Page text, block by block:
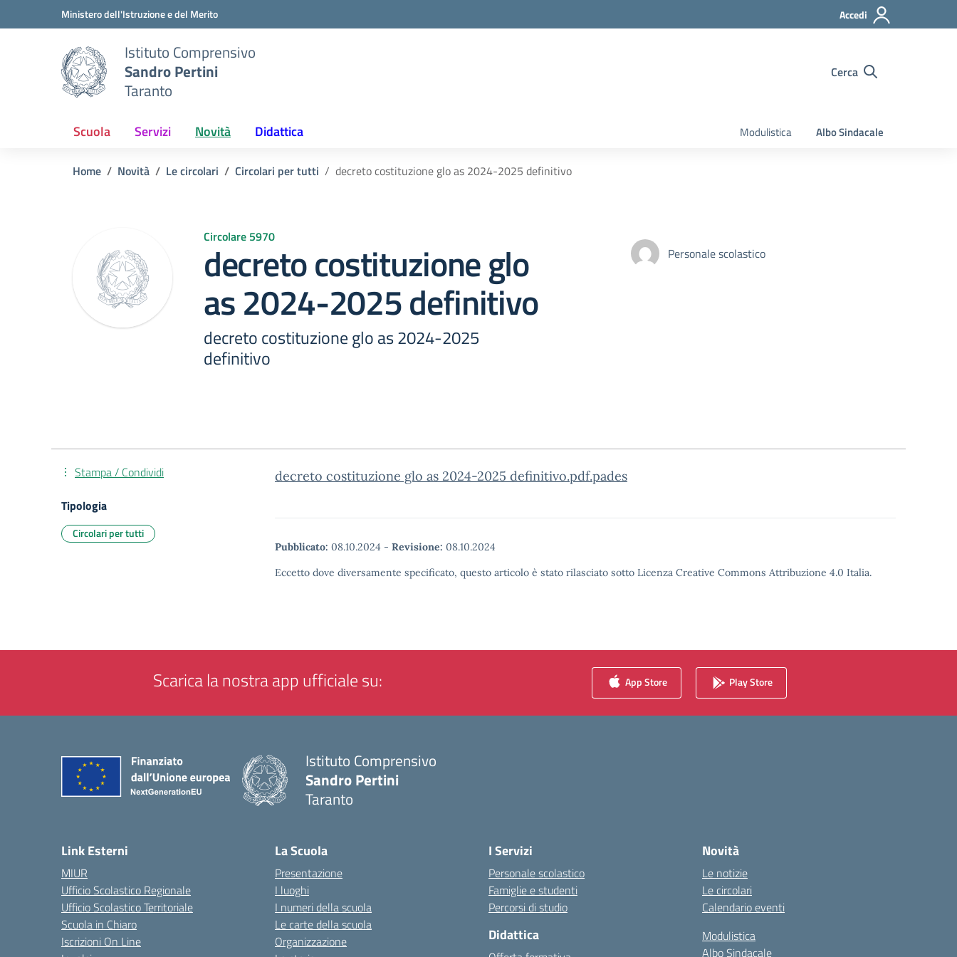
Vai ai contenuti
Vai al menu di navigazioneMinistero dell'Istruzione e del Merito Accedi
Istituto Comprensivo
Sandro Pertini
Taranto
Cerca
Scuola Servizi Novità Didattica Modulistica Albo Sindacale
Home Novità Le circolari Circolari per tutti decreto costituzione glo as 2024-2025 definitivo
Circolare 5970
decreto costituzione glo
as 2024-2025 definitivo
decreto costituzione glo as 2024-2025
definitivo
Personale scolastico
decreto costituzione glo as 2024-2025 definitivo.pdf.pades
Pubblicato: 08.10.2024 - Revisione: 08.10.2024
Eccetto dove diversamente specificato, questo articolo è stato rilasciato sotto Licenza Creative Commons Attribuzione 4.0 Italia.
Stampa / Condividi
Tipologia
Circolari per tutti
Scarica la nostra app ufficiale su: App Store Play Store
Istituto Comprensivo
Sandro Pertini
Taranto
Link Esterni
MIUR
Ufficio Scolastico Regionale
Ufficio Scolastico Territoriale
Scuola in Chiaro
Iscrizioni On Line
La Scuola
Presentazione
I luoghi
I numeri della scuola
Le carte della scuola
Organizzazione
I Servizi
Personale scolastico
Famiglie e studenti
Percorsi di studio
Didattica
Novità
Le notizie
Le circolari
Calendario eventi
Modulistica
Albo Sindacale